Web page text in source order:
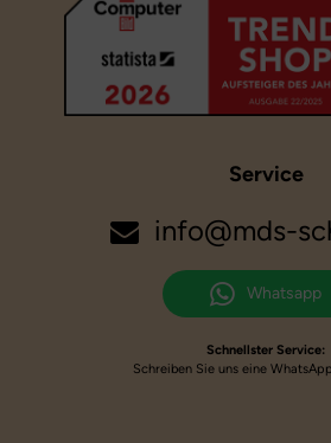
Service
info@mds-
Whatsapp
Schnellster Service:
Schreiben Sie uns eine